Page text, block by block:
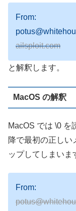
From:
ailsploit.com
と解釈します。
MacOS の解釈
MacOS では \0 を
降で最初の正しい
ップしてしまいま
From: